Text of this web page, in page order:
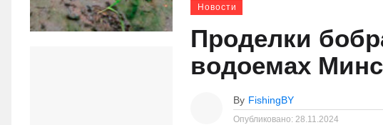
Новости
Проделки
водоемах
By FishingBY
Опубликовано: 28.11.2024